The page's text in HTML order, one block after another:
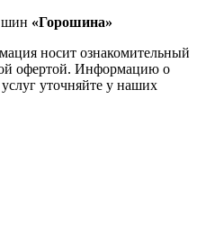
шин «Горошина»
носит ознакомительный
офертой. Информацию о
уточняйте у наших